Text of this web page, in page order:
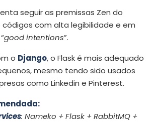
seguir as premissas Zen do
códigos com alta legibilidade e em
good intentions”.
o Django, o Flask é mais adequado
mesmo tendo sido usados
como Linkedin e Pinterest.
: Nameko + Flask + RabbitMQ +